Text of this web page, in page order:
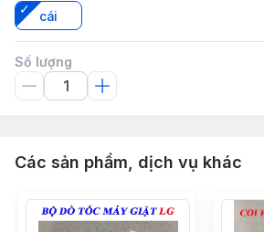
cái
Số lượng
Các sản phẩm, dịch vụ khác